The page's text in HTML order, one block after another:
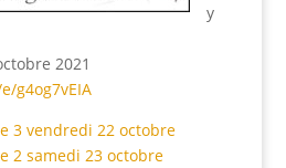
y
2021
g4og7vEIA
3 vendredi 22 octobre
2 samedi 23 octobre